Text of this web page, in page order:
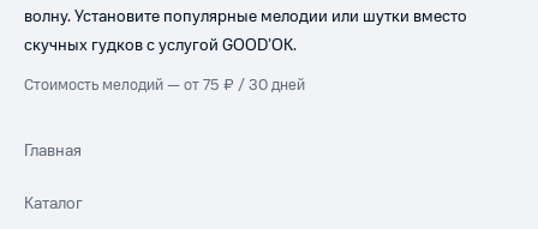
волну. Установите популярные мелодии или шутки вместо
скучных гудков с услугой GOOD’OK.
Стоимость мелодий — от 75 ₽ / 30 дней
Главная
Каталог